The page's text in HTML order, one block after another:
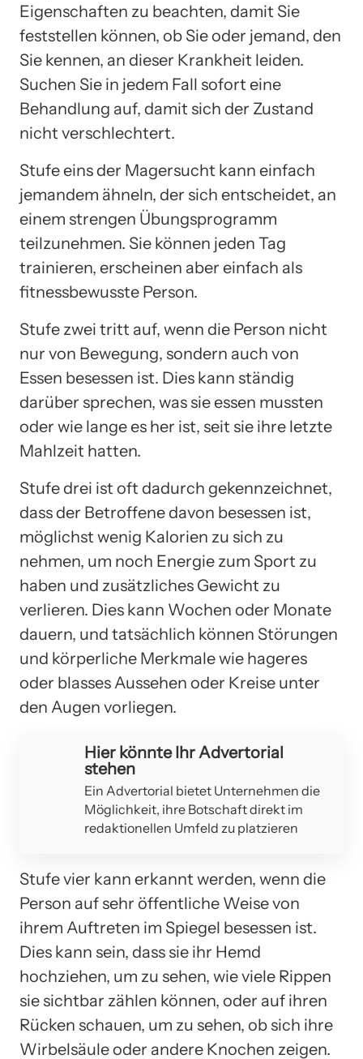
Eigenschaften zu beachten, damit Sie
feststellen können, ob Sie oder jemand, den
Sie kennen, an dieser Krankheit leiden.
Suchen Sie in jedem Fall sofort eine
Behandlung auf, damit sich der Zustand
nicht verschlechtert.
Stufe eins der Magersucht kann einfach
jemandem ähneln, der sich entscheidet, an
einem strengen Übungsprogramm
teilzunehmen. Sie können jeden Tag
trainieren, erscheinen aber einfach als
fitnessbewusste Person.
Stufe zwei tritt auf, wenn die Person nicht
nur von Bewegung, sondern auch von
Essen besessen ist. Dies kann ständig
darüber sprechen, was sie essen mussten
oder wie lange es her ist, seit sie ihre letzte
Mahlzeit hatten.
Stufe drei ist oft dadurch gekennzeichnet,
dass der Betroffene davon besessen ist,
möglichst wenig Kalorien zu sich zu
nehmen, um noch Energie zum Sport zu
haben und zusätzliches Gewicht zu
verlieren. Dies kann Wochen oder Monate
dauern, und tatsächlich können Störungen
und körperliche Merkmale wie hageres
oder blasses Aussehen oder Kreise unter
den Augen vorliegen.
Hier könnte Ihr Advertorial
stehen
Ein Advertorial bietet Unternehmen die
Möglichkeit, ihre Botschaft direkt im
redaktionellen Umfeld zu platzieren
Stufe vier kann erkannt werden, wenn die
Person auf sehr öffentliche Weise von
ihrem Auftreten im Spiegel besessen ist.
Dies kann sein, dass sie ihr Hemd
hochziehen, um zu sehen, wie viele Rippen
sie sichtbar zählen können, oder auf ihren
Rücken schauen, um zu sehen, ob sich ihre
Wirbelsäule oder andere Knochen zeigen.